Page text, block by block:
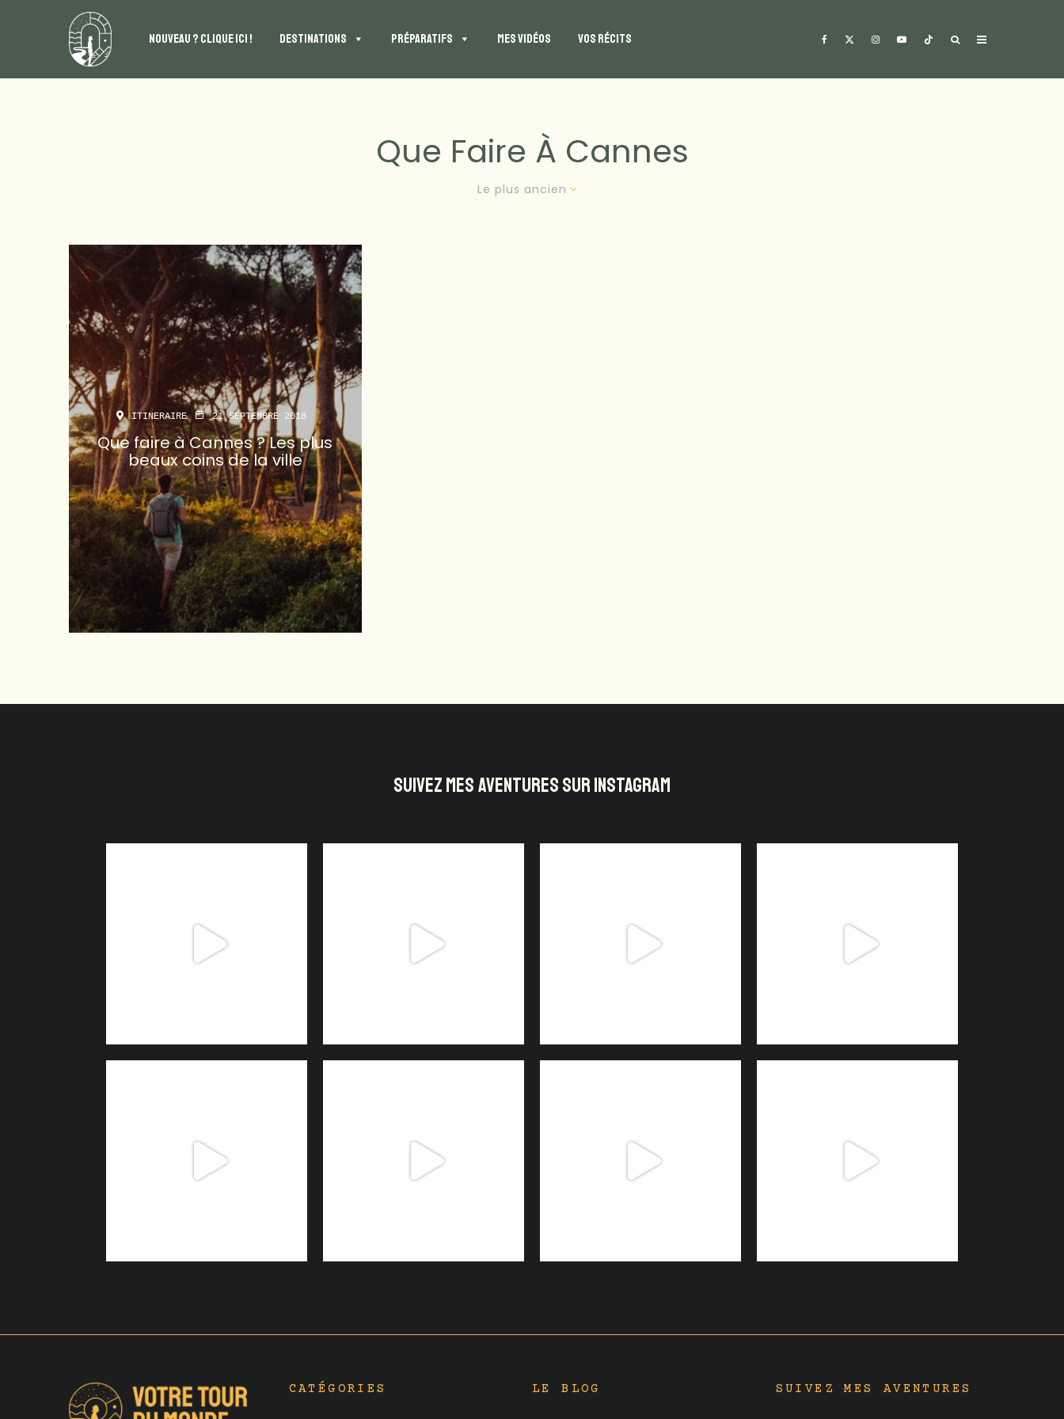
NOUVEAU ? CLIQUE ICI ! DESTINATIONS PRÉPARATIFS MES VIDÉOS VOS RÉCITS
Que Faire À Cannes
Le plus ancien
ITINERAIRE 21 SEPTEMBRE 2018
Que faire à Cannes ? Les plus
beaux coins de la ville
SUIVEZ MES AVENTURES SUR INSTAGRAM
CATÉGORIES LE BLOG SUIVEZ MES AVENTURES